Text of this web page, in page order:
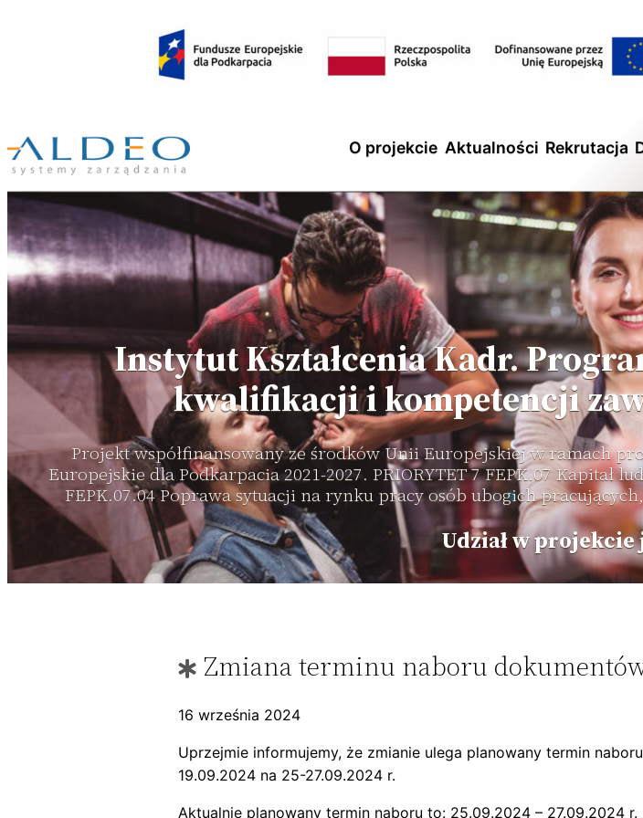
O projekcie Aktualności Rekrutacja
Instytut Kształcenia Kadr.
kwalifikacji i kompetencji
Projekt współfinansowany ze środków Unii Europejskiej w ramach
Europejskie dla Podkarpacia 2021-2027. PRIORYTET 7 FEPK.07 Kapitał
FEPK.07.04 Poprawa sytuacji na rynku pracy osób ubogich
Udział w projekcie
Zmiana terminu naboru
16 września 2024
Uprzejmie informujemy, że zmianie ulega planowany termin
19.09.2024 na 25-27.09.2024 r.
Aktualnie planowany termin naboru to: 25.09.2024 – 27.09.2024 r.